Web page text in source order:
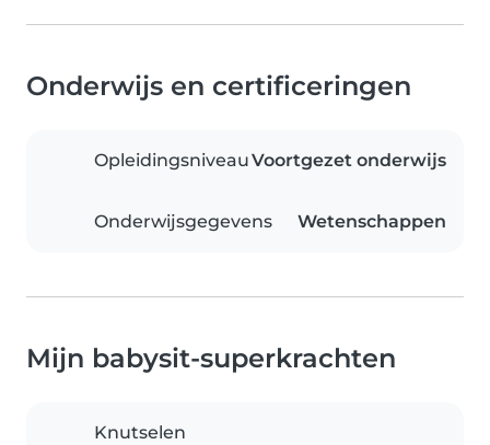
Onderwijs en certificeringen
OpleidingsniveauVoortgezet onderwijs
Onderwijsgegevens Wetenschappen
Mijn babysit-superkrachten
Knutselen